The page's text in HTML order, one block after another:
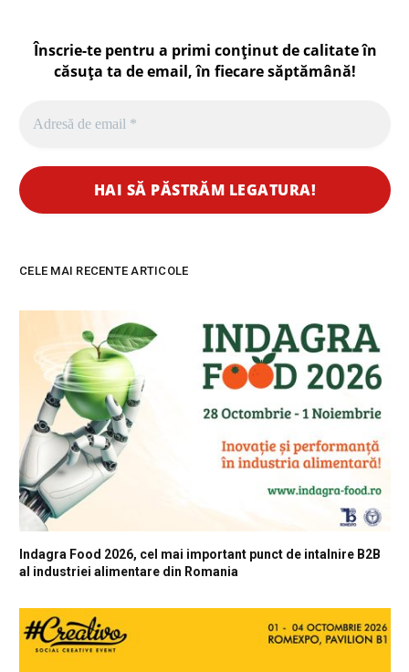
Înscrie-te pentru a primi conținut de calitate în
căsuța ta de email, în fiecaresăptămână!
CELE MAI RECENTE ARTICOLE
Indagra Food 2026, cel mai important punct de intalnire B2B
al industriei alimentare din Romania